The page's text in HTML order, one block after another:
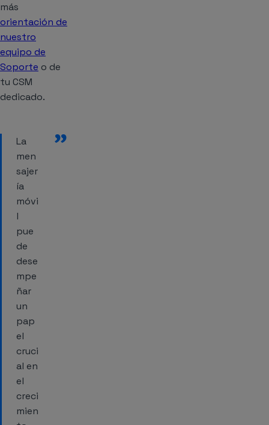
más
orientación de
nuestro
equipo de
Soporte o de
tu CSM
dedicado.
”
La
men
sajer
ía
móvi
l
pue
de
dese
mpe
ñar
un
pap
el
cruci
al en
el
creci
mien